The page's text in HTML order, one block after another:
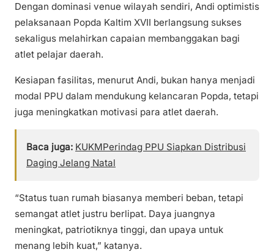
Dengan dominasi venue wilayah sendiri, Andi optimistis
pelaksanaan Popda Kaltim XVII berlangsung sukses
sekaligus melahirkan capaian membanggakan bagi
atlet pelajar daerah.
Kesiapan fasilitas, menurut Andi, bukan hanya menjadi
modal PPU dalam mendukung kelancaran Popda, tetapi
juga meningkatkan motivasi para atlet daerah.
Baca juga: KUKMPerindag PPU Siapkan Distribusi
Daging Jelang Natal
“Status tuan rumah biasanya memberi beban, tetapi
semangat atlet justru berlipat. Daya juangnya
meningkat, patriotiknya tinggi, dan upaya untuk
menang lebih kuat,” katanya.